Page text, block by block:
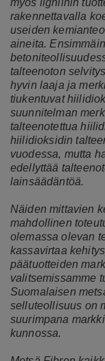
rakennettavalla
useiden
aineita.
talteenoton
hyvin laaja ja
tiukentuvat
suunnitelman
talteenotettua
hiilidioksidin
vuodessa, mutta
edellyttää
lainsäädäntöä.
Näiden mittavien
mahdollinen
olemassa olevan
kassavirtaa
päätuotteiden
valitsemissamme
Suomalaisen
selluteollisuus on
suurimpana
kunnossa.